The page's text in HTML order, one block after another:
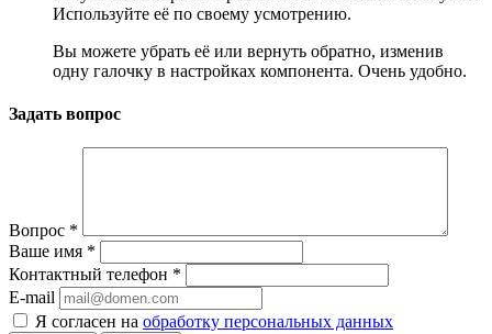
Используйте её по своему усмотрению.
Вы можете убрать её или вернуть обратно, изменив
одну галочку в настройках компонента. Очень удобно.
Задать вопрос
Вопрос *
Ваше имя *
Контактный телефон *
E-mail
Я согласен на обработку персональных данных